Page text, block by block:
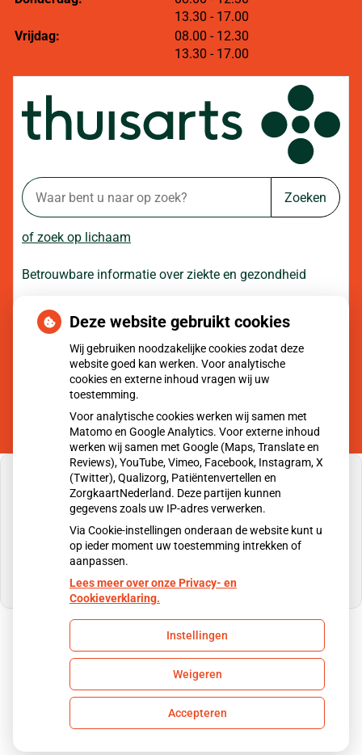
13.30 tot
- 17.00
Vrijdag:
08.00 tot
- 12.30
13.30 tot
- 17.00
Zoeken
of zoek op lichaam
Betrouwbare informatie over ziekte en gezondheid
Moet ik naar de dokter?
U heeft geen toestemming gegeven voor
externe inhoud die nodig is om dit te zien.
Cookie-instellingen wijzigen
Uw Zorg Online
Cookie-instellingen
Deze website gebruikt cookies
Wij gebruiken noodzakelijke cookies zodat deze
website goed kan werken. Voor analytische
cookies en externe inhoud vragen wij uw
toestemming.
Voor analytische cookies werken wij samen met
Matomo en Google Analytics. Voor externe inhoud
werken wij samen met Google (Maps, Translate en
Reviews), YouTube, Vimeo, Facebook, Instagram, X
(Twitter), Qualizorg, Patiëntenvertellen en
ZorgkaartNederland. Deze partijen kunnen
gegevens zoals uw IP-adres verwerken.
Via Cookie-instellingen onderaan de website kunt u
op ieder moment uw toestemming intrekken of
aanpassen.
Lees meer over onze Privacy- en
Cookieverklaring.
Instellingen
Weigeren
Accepteren